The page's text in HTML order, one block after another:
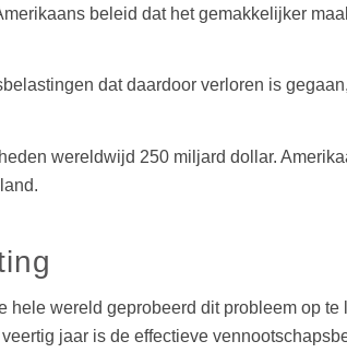
beleid dat het gemakkelijker
dat daardoor verloren is
wereldwijd 250 miljard dollar.
hele wereld geprobeerd dit probleem op
jaar is de effectieve